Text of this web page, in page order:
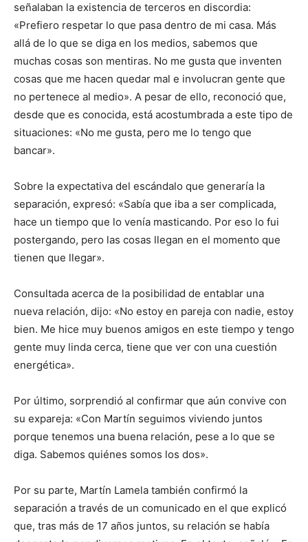
señalaban la existencia de terceros en discordia:
«Prefiero respetar lo que pasa dentro de mi casa. Más
allá de lo que se diga en los medios, sabemos que
muchas cosas son mentiras. No me gusta que inventen
cosas que me hacen quedar mal e involucran gente que
no pertenece al medio». A pesar de ello, reconoció que,
desde que es conocida, está acostumbrada a este tipo de
situaciones: «No me gusta, pero me lo tengo que
bancar».
Sobre la expectativa del escándalo que generaría la
separación, expresó: «Sabía que iba a ser complicada,
hace un tiempo que lo venía masticando. Por eso lo fui
postergando, pero las cosas llegan en el momento que
tienen que llegar».
Consultada acerca de la posibilidad de entablar una
nueva relación, dijo: «No estoy en pareja con nadie, estoy
bien. Me hice muy buenos amigos en este tiempo y tengo
gente muy linda cerca, tiene que ver con una cuestión
energética».
Por último, sorprendió al confirmar que aún convive con
su expareja: «Con Martín seguimos viviendo juntos
porque tenemos una buena relación, pese a lo que se
diga. Sabemos quiénes somos los dos».
Por su parte, Martín Lamela también confirmó la
separación a través de un comunicado en el que explicó
que, tras más de 17 años juntos, su relación se había